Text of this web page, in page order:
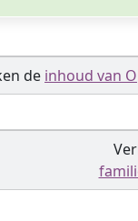
de inhoud van